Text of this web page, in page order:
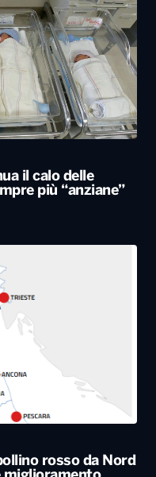
il calo delle
più “anziane”
rosso da Nord